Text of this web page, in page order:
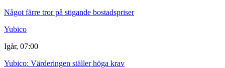
Något färre tror på stigande bostadspriser
Yubico
Igår, 07:00
Yubico: Värderingen ställer höga krav